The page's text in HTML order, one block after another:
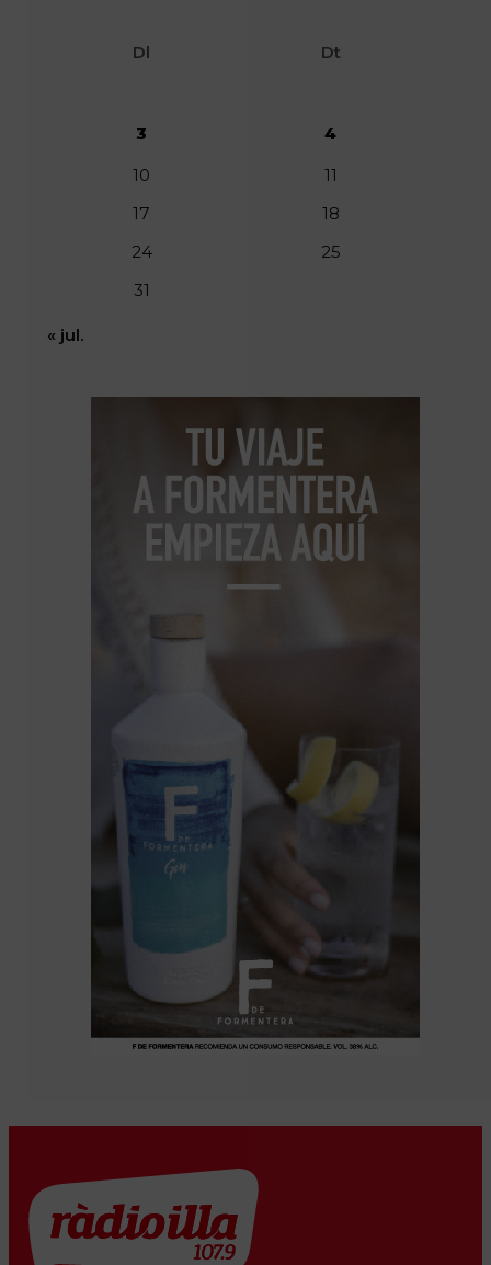
Dl Dt
3
4
10
11
17
18
24
25
31
« jul.